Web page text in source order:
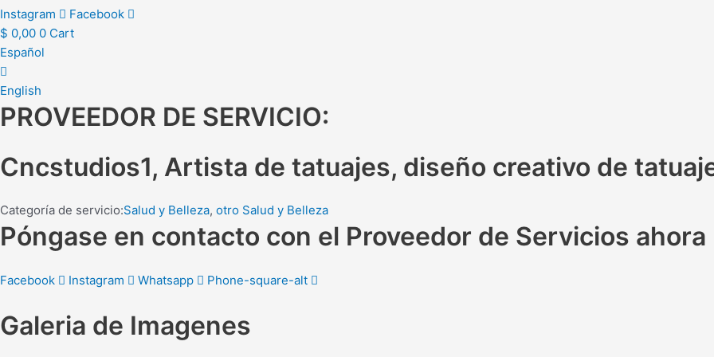
Instagram
Facebook
$ 0,00 0 Cart
Español
English
PROVEEDOR DE SERVICIO:
Cncstudios1, Artista de tatuajes, diseño creativo de
Categoría de servicio:Salud y Belleza, otro Salud y Belleza
Póngase en contacto con el Proveedor de Servicios ahora
Facebook Instagram Whatsapp Phone-square-alt
Galeria de Imagenes